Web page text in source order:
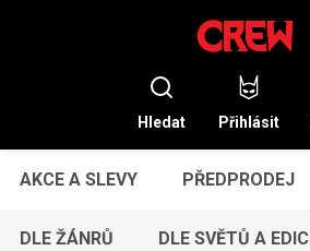
Hledat Přihlásit
AKCE A SLEVY PŘEDPRODEJ
DLE ŽÁNRŮ DLE SVĚTŮ A EDIC